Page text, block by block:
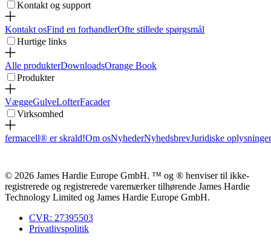
Kontakt og support
Kontakt osFind en forhandlerOfte stillede spørgsmål
Hurtige links
Alle produkterDownloadsOrange Book
Produkter
VæggeGulveLofterFacader
Virksomhed
fermacell® er skrald!Om osNyhederNyhedsbrevJuridiske oplysninger
© 2026 James Hardie Europe GmbH. ™ og ® henviser til ikke-
registrerede og registrerede varemærker tilhørende James Hardie
Technology Limited og James Hardie Europe GmbH.
CVR: 27395503
Privatlivspolitik